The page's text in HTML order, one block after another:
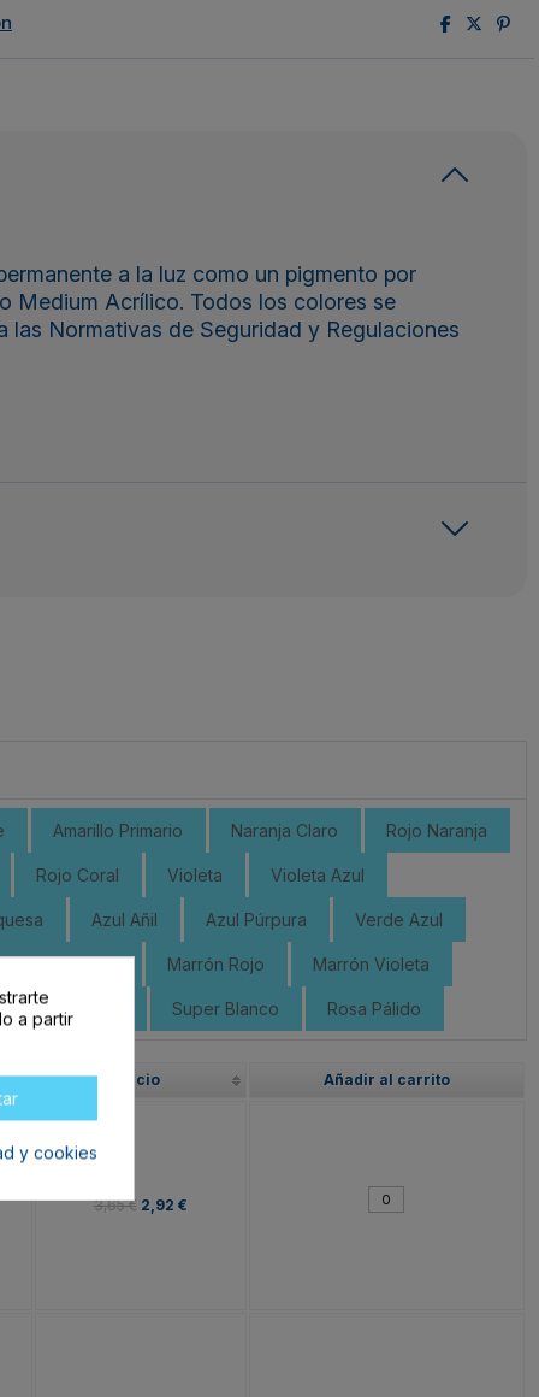
a la luz como un pigmento por
Medium Acrílico. Todos los colores se
Normativas de Seguridad y Regulaciones
Amarillo Primario Naranja Claro Rojo Naranja
Rojo Coral Violeta Violeta Azul
Azul Añil Azul Púrpura Verde Azul
Dorado Marrón Rojo Marrón Violeta
Gris Oscuro Super Blanco Rosa Pálido
Precio Añadir al carrito
3,65 € 2,92 €
a partir
y cookies